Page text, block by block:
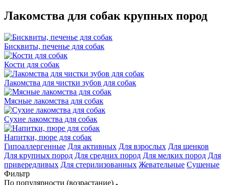
Лакомства для собак крупных пород
Бисквиты, печенье для собак
Кости для собак
Лакомства для чистки зубов для собак
Мясные лакомства для собак
Сухие лакомства для собак
Напитки, пюре для собак
Гипоаллергенные Для активных Для взрослых Для щенков
Для крупных пород Для средних пород Для мелких пород Для
привередливых Для стерилизованных Жевательные Сушеные
Фильтр
По популярности (возрастание)